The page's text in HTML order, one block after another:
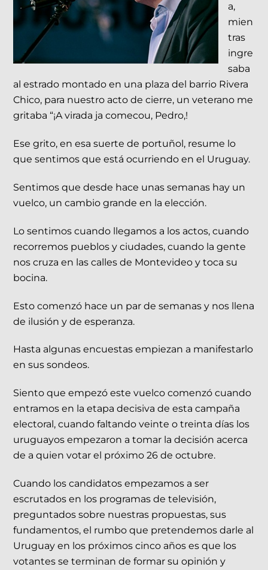
a,
mien
tras
ingre
saba
al estrado montado en una plaza del barrio Rivera
Chico, para nuestro acto de cierre, un veterano me
gritaba “¡A virada ja comecou, Pedro,!
Ese grito, en esa suerte de portuñol, resume lo
que sentimos que está ocurriendo en el Uruguay.
Sentimos que desde hace unas semanas hay un
vuelco, un cambio grande en la elección.
Lo sentimos cuando llegamos a los actos, cuando
recorremos pueblos y ciudades, cuando la gente
nos cruza en las calles de Montevideo y toca su
bocina.
Esto comenzó hace un par de semanas y nos llena
de ilusión y de esperanza.
Hasta algunas encuestas empiezan a manifestarlo
en sus sondeos.
Siento que empezó este vuelco comenzó cuando
entramos en la etapa decisiva de esta campaña
electoral, cuando faltando veinte o treinta días los
uruguayos empezaron a tomar la decisión acerca
de a quien votar el próximo 26 de octubre.
Cuando los candidatos empezamos a ser
escrutados en los programas de televisión,
preguntados sobre nuestras propuestas, sus
fundamentos, el rumbo que pretendemos darle al
Uruguay en los próximos cinco años es que los
votantes se terminan de formar su opinión y